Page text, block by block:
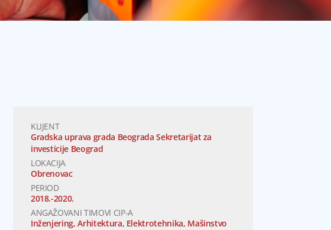
KLIJENT
Gradska uprava grada Beograda Sekretarijat za
investicije Beograd
LOKACIJA
Obrenovac
PERIOD
2018.-2020.
ANGAŽOVANI TIMOVI CIP-A
Inženjering,Arhitektura, Elektrotehnika, Mašinstvo